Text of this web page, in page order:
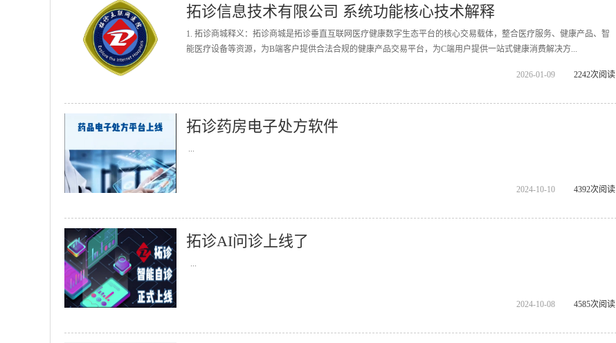
拓诊信息技术有限公司 系统功能核心技术解释
1. 拓诊商城释义：拓诊商城是拓诊垂直互联网医疗健康数字生态平台的核心交易载体，整合医疗服务、健康产品、智
能医疗设备等资源，为B端客户提供合法合规的健康产品交易平台，为C端用户提供一站式健康消费解决方...
2026-01-09 2242次阅读
拓诊药房电子处方软件
...
2024-10-10 4392次阅读
拓诊AI问诊上线了
...
2024-10-08 4585次阅读